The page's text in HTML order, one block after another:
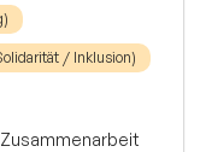
/ Inklusion)